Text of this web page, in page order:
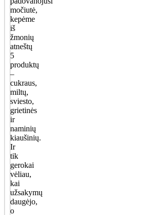
močiutė,
kepėme
iš
žmonių
atneštų
5
produktų
–
cukraus,
miltų,
sviesto,
grietinės
ir
naminių
kiaušinių.
Ir
tik
gerokai
vėliau,
kai
užsakymų
daugėjo,
o